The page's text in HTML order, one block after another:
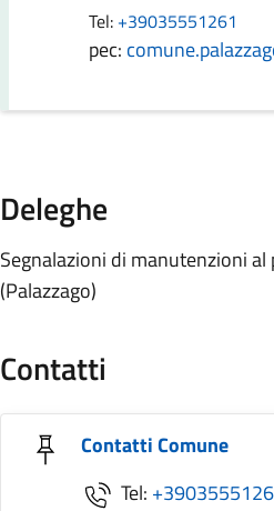
Tel: +39035551261
pec:
Deleghe
Segnalazioni di manutenzioni
(Palazzago)
Contatti
Contatti Comune
Tel: